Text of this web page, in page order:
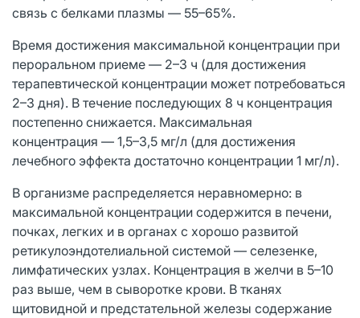
связь с белками плазмы — 55–65%.
Время достижения максимальной концентрации при
пероральном приеме — 2–3 ч (для достижения
терапевтической концентрации может потребоваться
2–3 дня). В течение последующих 8 ч концентрация
постепенно снижается. Максимальная
концентрация — 1,5–3,5 мг/л (для достижения
лечебного эффекта достаточно концентрации 1 мг/л).
В организме распределяется неравномерно: в
максимальной концентрации содержится в печени,
почках, легких и в органах с хорошо развитой
ретикулоэндотелиальной системой — селезенке,
лимфатических узлах. Концентрация в желчи в 5–10
раз выше, чем в сыворотке крови. В тканях
щитовидной и предстательной железы содержание